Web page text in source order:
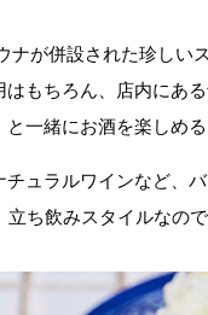
ナが併設された珍しい
はもちろん、店内にあ
一緒にお酒を楽しめ
ュラルワインなど、
ち飲みスタイルなの